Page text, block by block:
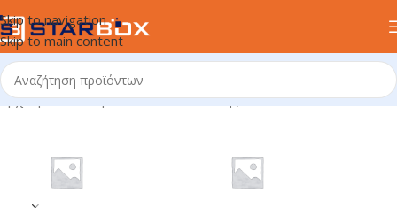
Skip to navigation
Skip to main content
Αρχική σελίδα/Προϊόν Κατασκευαστής/KARCHER